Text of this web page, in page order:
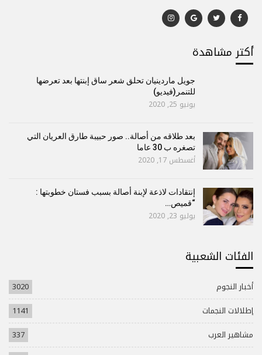
أكتر مشاهدة
جويل ماردينيان تحلق شعر ساق إبنتها بعد تعرضها
للتنمر(فيديو)
يونيو 25, 2020
بعد طلاقه من أصالة.. صور حبيبة طارق العريان التي
تصغره ب 30 عاما
أغسطس 17, 2020
إنتقادات لاذعة لإبنة أصالة بسبب فستان خطوبتها :
“قميص…
يوليو 23, 2020
الفئات الشعبية
أخبار النجوم
3020
إطلالات النجمات
1141
مشاهير العرب
337